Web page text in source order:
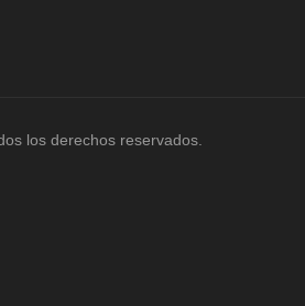
los derechos reservados.